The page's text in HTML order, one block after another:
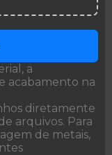
a
acabamento na
diretamente
arquivos. Para
de metais,